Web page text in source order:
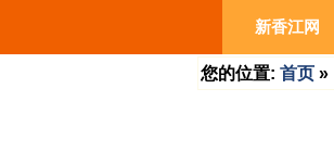
新香江网
您的位置: 首页 »